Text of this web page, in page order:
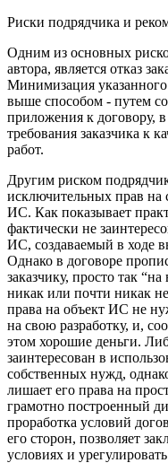
Риски подрядчика и
Одним из основных
автора, является отказ
Минимизация
выше способом - путем
приложения к договору,
требования заказчика к
работ.
Другим риском
исключительных прав на
ИС. Как показывает
фактически не
ИС, создаваемый в ходе
Однако в договоре
заказчику, просто так
никак или почти никак
права на объект ИС не
на свою разработку, и,
этом хорошие деньги.
заинтересован в
собственных нужд,
лишает его права на
грамотно построенный
проработка условий
его сторон, позволяет
условиях и